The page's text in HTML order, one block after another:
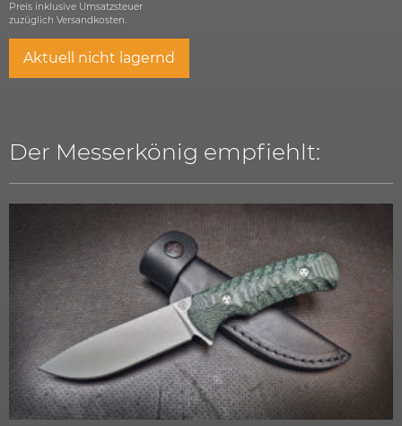
Preis inklusive Umsatzsteuer
zuzüglich Versandkosten.
Aktuell nicht lagernd
Der Messerkönig empfiehlt: